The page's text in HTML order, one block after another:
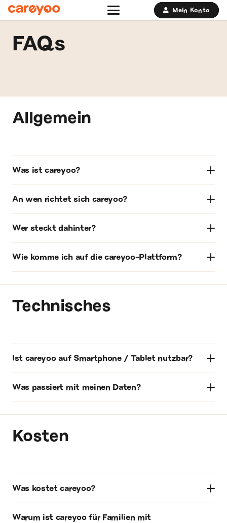
Mein Konto
FAQs
Allgemein
Was ist careyoo?
An wen richtet sich careyoo?
Wer steckt dahinter?
Wie komme ich auf die careyoo-Plattform?
Technisches
Ist careyoo auf Smartphone / Tablet nutzbar?
Was passiert mit meinen Daten?
Kosten
Was kostet careyoo?
Warum ist careyoo für Familien mit